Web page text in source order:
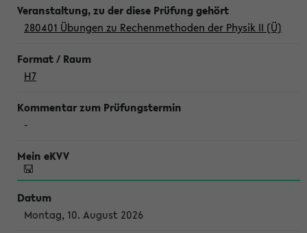
280401 Übungen zu Rechenmethoden der Physik II (Ü)
H7
-
Montag, 10. August 2026